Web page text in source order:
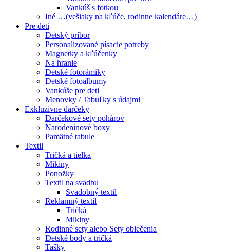
Vankúš s fotkou
Iné …(vešiaky na kľúče, rodinne kalendáre…)
Pre deti
Detský príbor
Personalizované písacie potreby
Magnetky a kľúčenky
Na hranie
Detské fotorámiky
Detské fotoalbumy
Vankúše pre deti
Menovky / Tabuľky s údajmi
Exkluzívne darčeky
Darčekové sety pohárov
Narodeninové boxy
Pamätné tabule
Textil
Tričká a tielka
Mikiny
Ponožky
Textil na svadbu
Svadobný textil
Reklamný textil
Tričká
Mikiny
Rodinné sety alebo Sety oblečenia
Detské body a tričká
Tašky